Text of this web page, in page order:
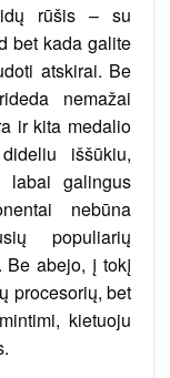
rūšis – su
bet kada galite
atskirai. Be
nemažai
ir kita medalio
iššūkiu,
galingus
nebūna
populiarių
Be abejo, į tokį
procesorių, bet
kietuoju